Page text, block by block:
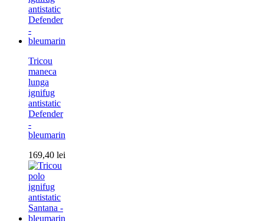
Tricou
maneca
lunga
ignifug
antistatic
Defender
-
bleumarin
169,40 lei